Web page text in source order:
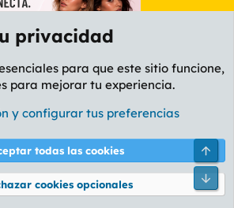
AMARILLO
y reglas Política de privacidad Ayuda
® © 2010-2026 XenForo Ltd.
privacidad
para que este sitio funcione,
para mejorar tu experiencia.
y configurar tus preferencias
todas las cookies
cookies opcionales
Pie